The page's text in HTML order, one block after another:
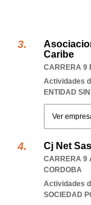
Caribe
CARRERA 9
Actividades
ENTIDAD
Ver
Cj Net Sas
CARRERA 9
CORDOBA
Actividades
SOCIEDAD